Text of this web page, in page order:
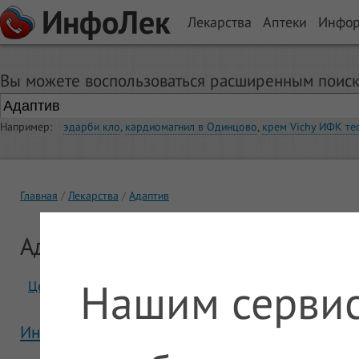
ИнфоЛек Лекарства Аптеки
Вы можете воспользоваться расширенным
Например: эдарби кло, кардиомагнил в Одинцово, крем Vichy ИФК
Главная Лекарства Адаптив
Адаптив
Цены Отзывы
Инструкция Адаптив
Нашим